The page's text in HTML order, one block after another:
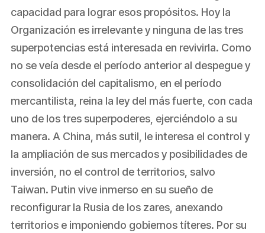
capacidad para lograr esos propósitos. Hoy la
Organización es irrelevante y ninguna de las tres
superpotencias está interesada en revivirla. Como
no se veía desde el período anterior al despegue y
consolidación del capitalismo, en el período
mercantilista, reina la ley del más fuerte, con cada
uno de los tres superpoderes, ejerciéndolo a su
manera. A China, más sutil, le interesa el control y
la ampliación de sus mercados y posibilidades de
inversión, no el control de territorios, salvo
Taiwan. Putin vive inmerso en su sueño de
reconfigurar la Rusia de los zares, anexando
territorios e imponiendo gobiernos títeres. Por su